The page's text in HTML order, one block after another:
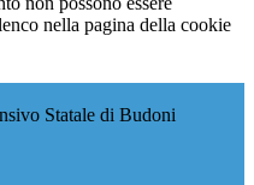
nella pagina della cookie
Statale di Budoni